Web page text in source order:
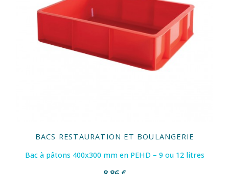
BACS RESTAURATION ET BOULANGERIE
Bac à pâtons 400x300 mm en PEHD – 9 ou 12 litres